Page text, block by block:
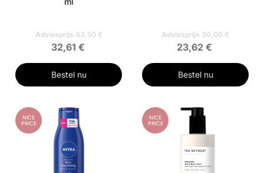
Adviesprijs 43,50 €
32,61 €
Bestel nu
Adviesprijs 30,00 €
23,62 €
Bestel nu
NICE
PRICE
NICE
PRICE